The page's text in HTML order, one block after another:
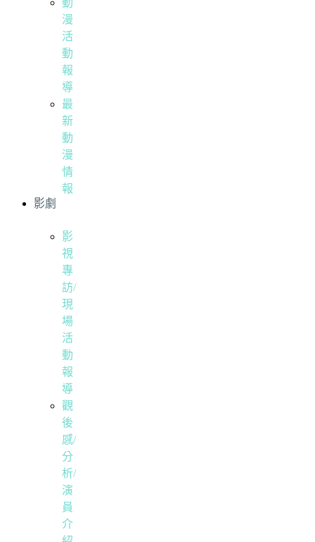
動
漫
活
動
報
導
最
新
動
漫
情
報
影劇
影
視
專
訪/
現
場
活
動
報
導
觀
後
感/
分
析/
演
員
介